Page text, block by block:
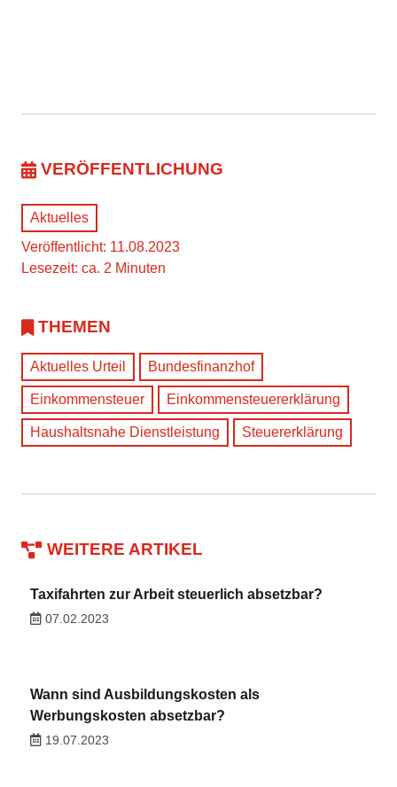
VERÖFFENTLICHUNG
Aktuelles
Veröffentlicht: 11.08.2023
Lesezeit: ca. 2 Minuten
THEMEN
Aktuelles Urteil Bundesfinanzhof
Einkommensteuer Einkommensteuererklärung
Haushaltsnahe Dienstleistung Steuererklärung
WEITERE ARTIKEL
Taxifahrten zur Arbeit steuerlich absetzbar?
07.02.2023
Wann sind Ausbildungskosten als
Werbungskosten absetzbar?
19.07.2023